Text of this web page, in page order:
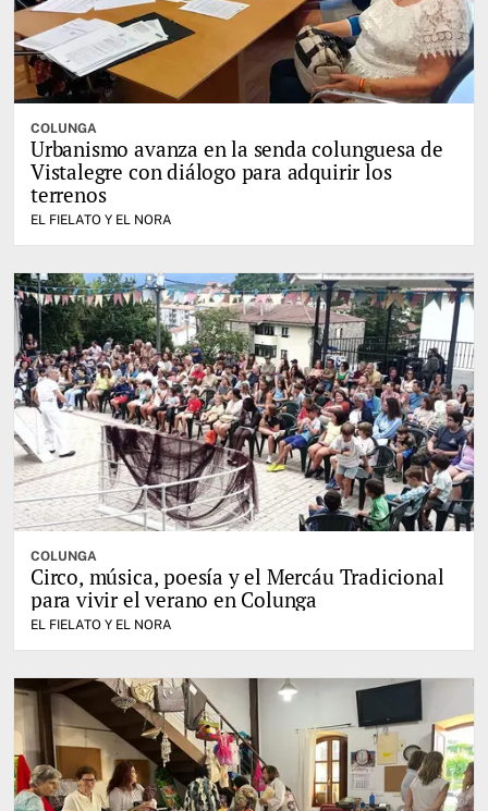
COLUNGA
Urbanismo avanza en la senda colunguesa de
Vistalegre con diálogo para adquirir los
terrenos
EL FIELATO Y EL NORA
COLUNGA
Circo, música, poesía y el Mercáu Tradicional
para vivir el verano en Colunga
EL FIELATO Y EL NORA